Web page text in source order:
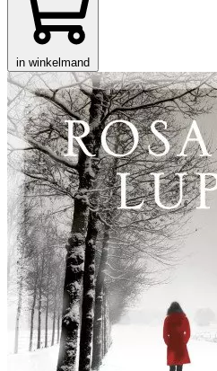
in winkelmand